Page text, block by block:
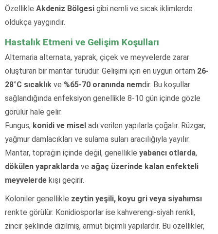
Özellikle Akdeniz Bölgesi gibi nemli ve sıcak iklimlerde
oldukça yaygındır.
Hastalık Etmeni ve Gelişim Koşulları
Alternaria alternata, yaprak, çiçek ve meyvelerde zarar
oluşturan bir mantar türüdür. Gelişimi için en uygun ortam 26-
28°C sıcaklık ve %65-70 oranında nemdir. Bu koşullar
sağlandığında enfeksiyon genellikle 8-10 gün içinde gözle
görülür hale gelir.
Fungus, konidi ve misel adı verilen yapılarla çoğalır. Rüzgar,
yağmur damlacıkları ve sulama suları aracılığıyla yayılır.
Mantar, toprağın içinde değil, genellikle yabancı otlarda,
dökülen yapraklarda ve ağaç üzerinde kalan enfekteli
meyvelerde kışı geçirir.
Koloniler genellikle zeytin yeşili, koyu gri veya siyahımsı
renkte görülür. Konidiosporlar ise kahverengi-siyah renkli,
zincir şeklinde dizilmiş, armut biçimli yapılardır. Bu özellikler,